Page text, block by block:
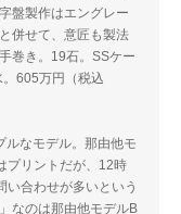
盤製作はエングレー
併せて、意匠も製法
巻き。19石。SSケー
605万円（税込
ルなモデル。那由他モ
プリントだが、12時
い合わせが多いという
なのは那由他モデルB